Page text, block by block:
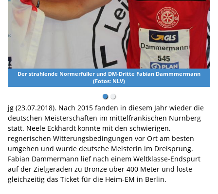
und DM-Dritte Fabian Dammmermann
jg (23.07.2018). Nach 2015 fanden in diesem Jahr wieder die
deutschen Meisterschaften im mittelfränkischen Nürnberg
statt. Neele Eckhardt konnte mit den schwierigen,
regnerischen Witterungsbedingungen vor Ort am besten
umgehen und wurde deutsche Meisterin im Dreisprung.
Fabian Dammermann lief nach einem Weltklasse-Endspurt
auf der Zielgeraden zu Bronze über 400 Meter und löste
gleichzeitig das Ticket für die Heim-EM in Berlin.